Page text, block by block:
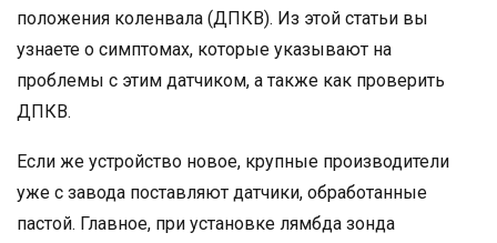
положения коленвала (ДПКВ). Из этой статьи вы
узнаете о симптомах, которые указывают на
проблемы с этим датчиком, а также как проверить
ДПКВ.
Если же устройство новое, крупные производители
уже с завода поставляют датчики, обработанные
пастой. Главное, при установке лямбда зонда